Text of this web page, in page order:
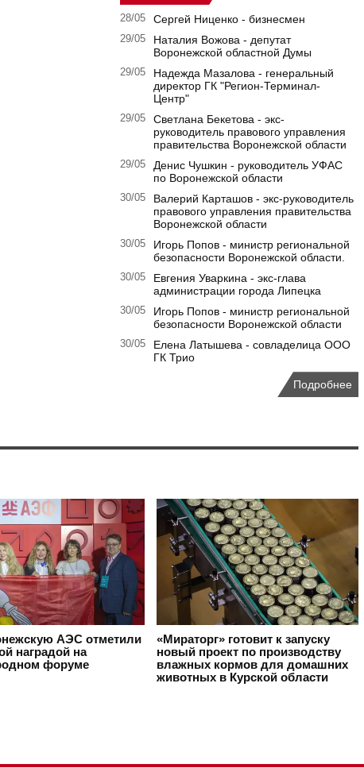
28/05 Сергей Ниценко - бизнесмен
29/05
Наталия Вожова - депутат
Воронежской областной Думы
29/05
Надежда Мазалова - генеральный
директор ГК "Регион-Терминал-
Центр"
29/05
Светлана Бекетова - экс-
руководитель правового управления
правительства Воронежской области
29/05
Денис Чушкин - руководитель УФАС
по Воронежской области
30/05
Валерий Карташов - экс-руководитель
правового управления правительства
Воронежской области
30/05
Игорь Попов - министр региональной
безопасности Воронежской области.
30/05
Евгения Уваркина - экс-глава
администрации города Липецка
30/05
Игорь Попов - министр региональной
безопасности Воронежской области
30/05
Елена Латышева - совладелица ООО
ГК Трио
Подробнее
АЭС отметили
наградой на
форуме
«Мираторг» готовит к запуску
новый проект по производству
влажных кормов для домашних
животных в Курской области